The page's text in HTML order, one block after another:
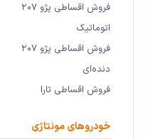
فروش اقساطی پژو ۲۰۷
اتوماتیک
فروش اقساطی پژو ۲۰۷
دنده‌ای
فروش اقساطی تارا
خودروهای مونتاژی